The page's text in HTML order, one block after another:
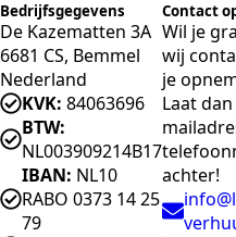
Bedrijfsgegevens
De Kazematten 3A
6681 CS, Bemmel
Nederland
KVK: 84063696
BTW:
NL003909214B17
IBAN: NL10
RABO 0373 14 25
79
Contact
Wil je
wij
je
Laat
achter!